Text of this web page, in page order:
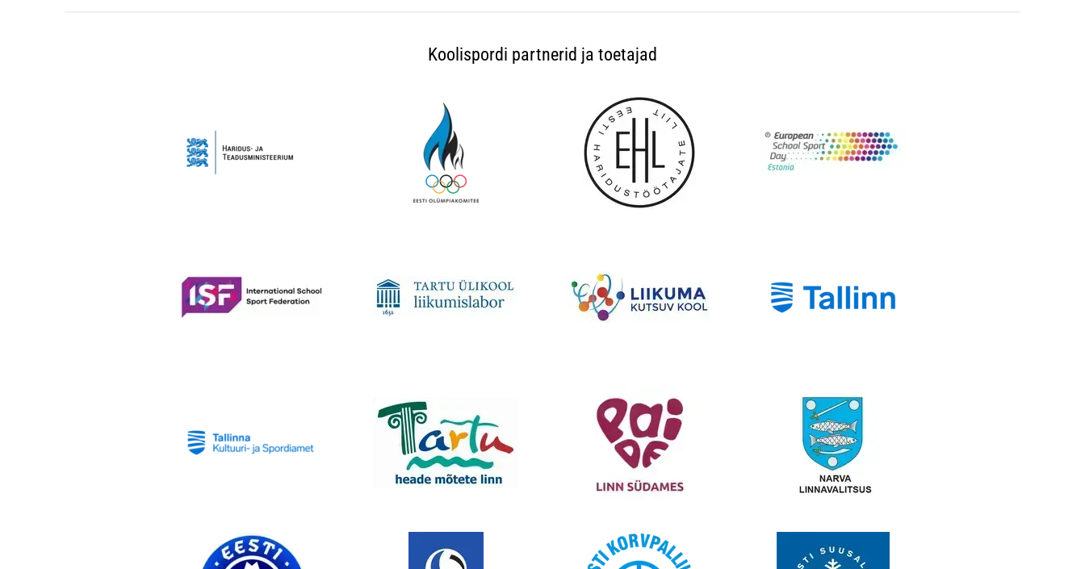
Koolispordi partnerid ja toetajad